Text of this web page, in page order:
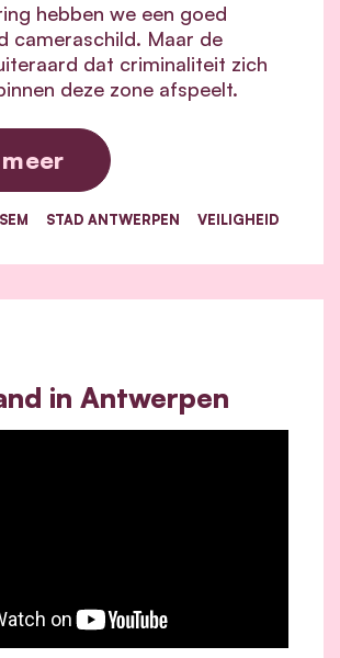
hebben we een goed
cameraschild. Maar de
dat criminaliteit zich
deze zone afspeelt.
STAD ANTWERPEN VEILIGHEID
in Antwerpen